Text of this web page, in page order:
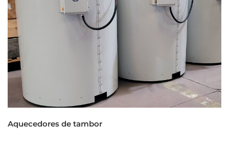
Aquecedores de tambor